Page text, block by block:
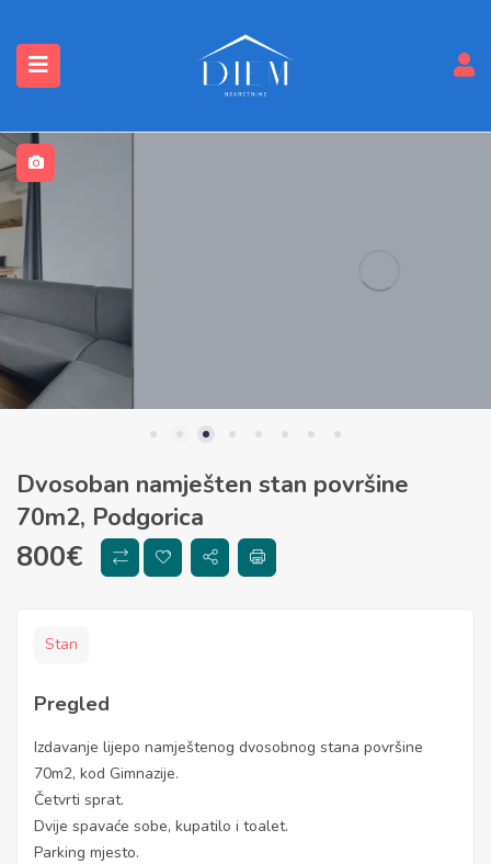
(Nekretnine)
Dvosoban namješten stan površine
70m2, Podgorica
800€
Stan
Pregled
Izdavanje lijepo namještenog dvosobnog stana površine
70m2, kod Gimnazije.
Četvrti sprat.
Dvije spavaće sobe, kupatilo i toalet.
Parking mjesto.